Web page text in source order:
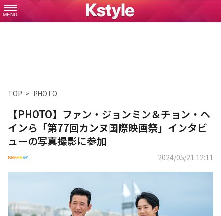
MENU
TOP PHOTO
【PHOTO】ファン・ジョンミン＆チョン・ヘ
インら「第77回カンヌ国際映画祭」インタビ
ューの写真撮影に参加
2024/05/21 12:11